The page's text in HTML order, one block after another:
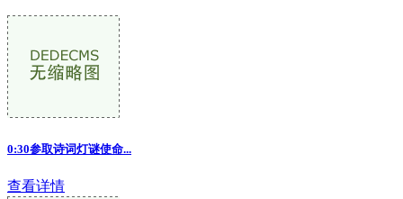
0:30参取诗词灯谜使命...
查看详情